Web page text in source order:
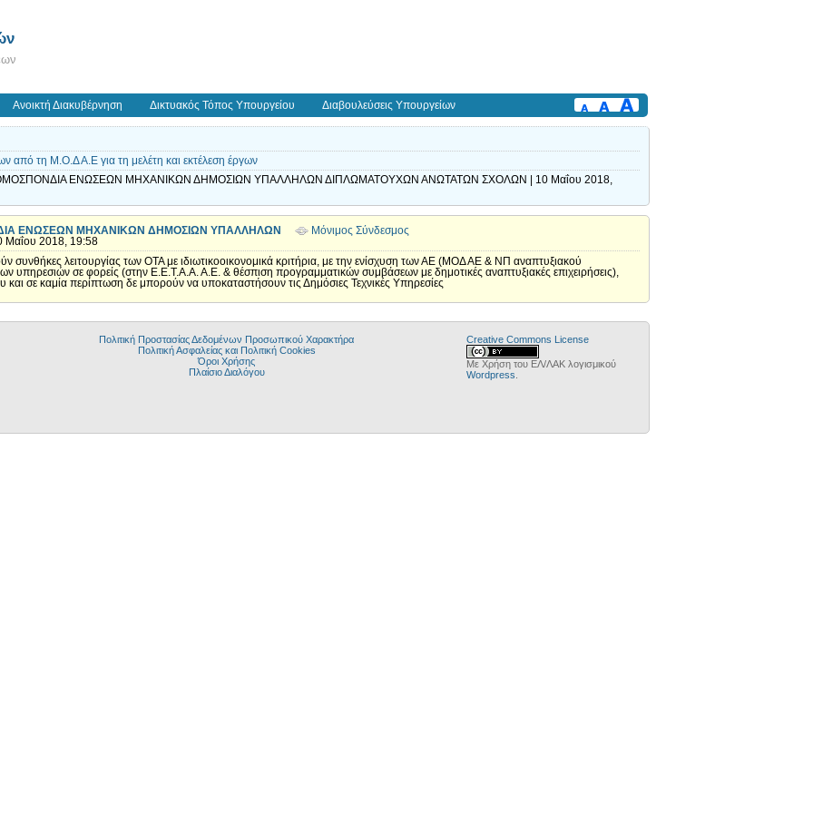
Ανοικτή Διακυβέρνηση Δικτυακός Τόπος Υπουργείου Διαβουλεύσεις Υπουργείων
από τη Μ.Ο.Δ Α.Ε για τη μελέτη και εκτέλεση έργων
ΟΜΟΣΠΟΝΔΙΑ ΕΝΩΣΕΩΝ ΜΗΧΑΝΙΚΩΝ ΔΗΜΟΣΙΩΝ ΥΠΑΛΛΗΛΩΝ ΔΙΠΛΩΜΑΤΟΥΧΩΝ ΑΝΩΤΑΤΩΝ ΣΧΟΛΩΝ | 10 Μαΐου 2018,
ΕΝΩΣΕΩΝ ΜΗΧΑΝΙΚΩΝ ΔΗΜΟΣΙΩΝ ΥΠΑΛΛΗΛΩΝ
Μαΐου 2018, 19:58
Μόνιμος Σύνδεσμος
συνθήκες λειτουργίας των ΟΤΑ με ιδιωτικοοικονομικά κριτήρια, με την ενίσχυση των ΑΕ (ΜΟΔ ΑΕ & ΝΠ αναπτυξιακού
υπηρεσιών σε φορείς (στην Ε.Ε.Τ.Α.Α. Α.Ε. & θέσπιση προγραμματικών συμβάσεων με δημοτικές αναπτυξιακές επιχειρήσεις),
σε καμία περίπτωση δε μπορούν να υποκαταστήσουν τις Δημόσιες Τεχνικές Υπηρεσίες
Πολιτική Προστασίας Δεδομένων Προσωπικού Χαρακτήρα
Πολιτική Ασφαλείας και Πολιτική Cookies
Όροι Χρήσης
Πλαίσιο Διαλόγου
Creative Commons License
Με Χρήση του ΕΛ/ΛΑΚ λογισμικού
Wordpress